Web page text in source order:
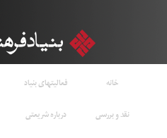
خانه فعالیتهای بنیاد
نقد و بررسی
درباره شریعتی